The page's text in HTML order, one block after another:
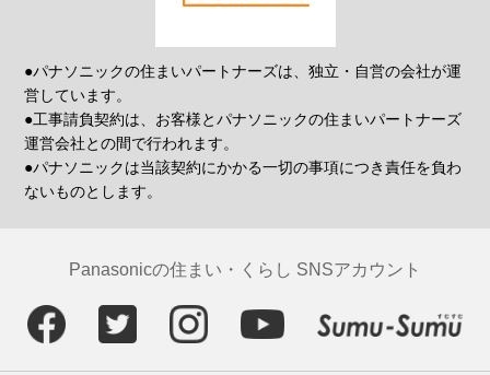
●パナソニックの住まいパートナーズは、独立・自営の会社が運
営しています。
●工事請負契約は、お客様とパナソニックの住まいパートナーズ
運営会社との間で行われます。
●パナソニックは当該契約にかかる一切の事項につき責任を負わ
ないものとします。
Panasonicの住まい・くらし SNSアカウント